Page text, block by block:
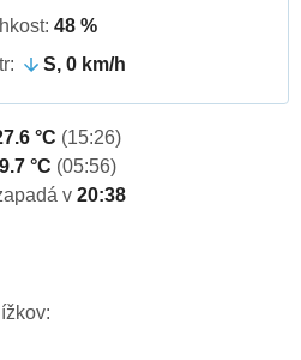
48 %
S, 0 km/h
°C (15:26)
°C (05:56)
v 20:38